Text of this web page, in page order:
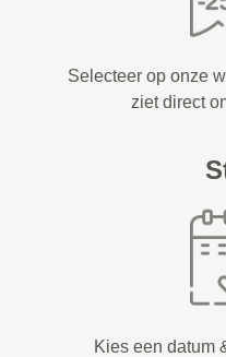
Selecteer op onze
ziet direct
Kies een datum